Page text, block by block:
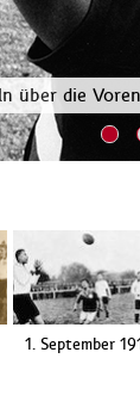
über die
1. September